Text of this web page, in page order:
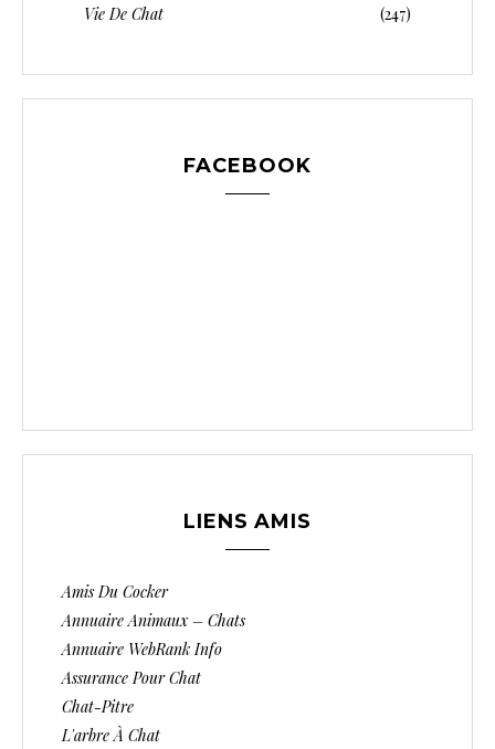
Vie De Chat (247)
FACEBOOK
LIENS AMIS
Amis Du Cocker
Annuaire Animaux – Chats
Annuaire WebRank Info
Assurance Pour Chat
Chat-Pitre
L'arbre À Chat